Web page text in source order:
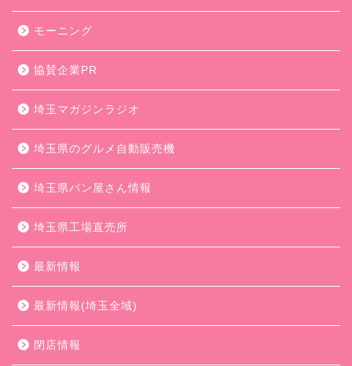
モーニング
協賛企業PR
埼玉マガジンラジオ
埼玉県のグルメ自動販売機
埼玉県パン屋さん情報
埼玉県工場直売所
最新情報
最新情報(埼玉全域)
閉店情報